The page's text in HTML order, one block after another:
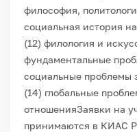
философия,
социальная история
(12) филология и
фундаментальные
социальные проблемы
(14) глобальные
отношенияЗаявки на
принимаются в КИАС